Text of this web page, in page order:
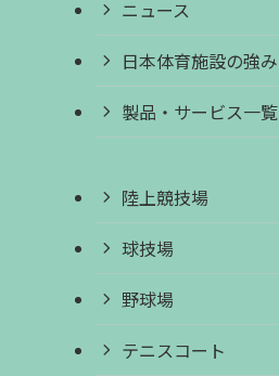
ニュース
日本体育施設の強み
製品・サービス一覧
陸上競技場
球技場
野球場
テニスコート